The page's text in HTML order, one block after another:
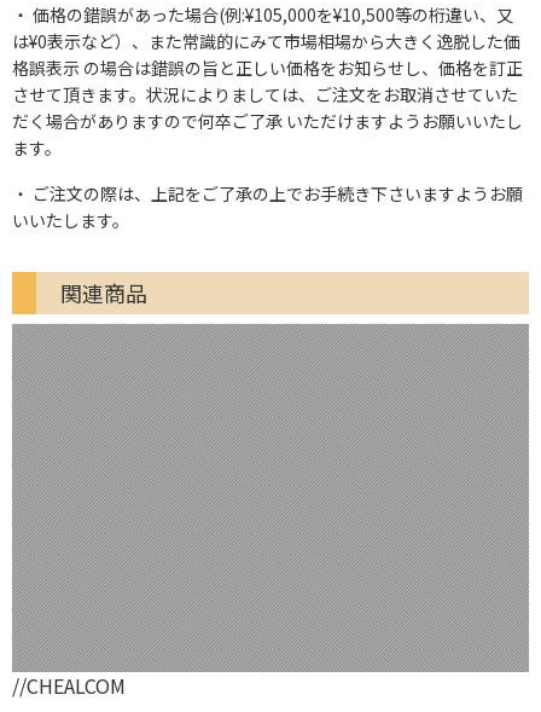
価格の錯誤があった場合(例:¥105,000を¥10,500等の桁違い、又
は¥0表示など）、また常識的にみて市場相場から大きく逸脱した価
格誤表示 の場合は錯誤の旨と正しい価格をお知らせし、価格を訂正
させて頂きます。状況によりましては、ご注文をお取消させていた
だく場合がありますので何卒ご了承 いただけますようお願いいたし
ます。
ご注文の際は、上記をご了承の上でお手続き下さいますようお願
いいたします。
関連商品
//CHEALCOM